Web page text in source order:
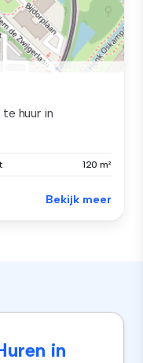
huur in
120 m²
Bekijk meer
in